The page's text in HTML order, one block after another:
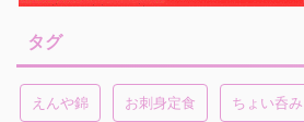
タグ
えんや錦 お刺身定食 ちょい呑み